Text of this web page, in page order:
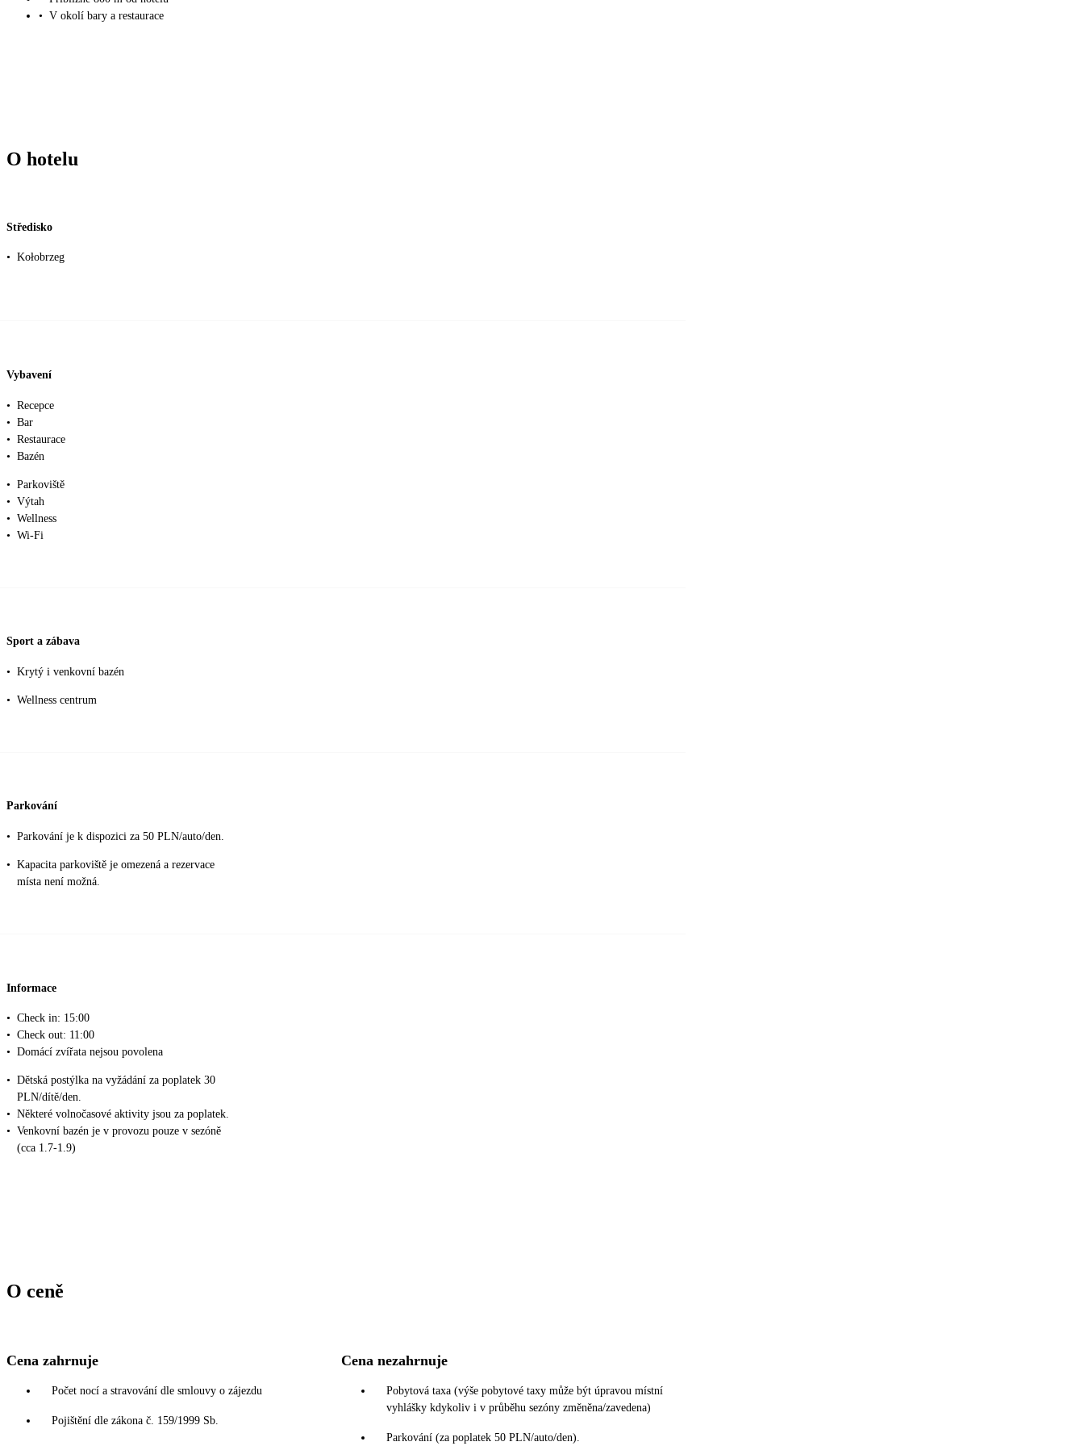
• V okolí bary a restaurace
O hotelu
Středisko
• Kołobrzeg
Vybavení
• Recepce
• Bar
• Restaurace
• Bazén
• Parkoviště
• Výtah
• Wellness
• Wi-Fi
Sport a zábava
• Krytý i venkovní bazén
• Wellness centrum
Parkování
• Parkování je k dispozici za 50 PLN/auto/den.
• Kapacita parkoviště je omezená a rezervace
místa není možná.
Informace
• Check in: 15:00
• Check out: 11:00
• Domácí zvířata nejsou povolena
• Dětská postýlka na vyžádání za poplatek 30
PLN/dítě/den.
• Některé volnočasové aktivity jsou za poplatek.
• Venkovní bazén je v provozu pouze v sezóně
(cca 1.7-1.9)
O ceně
Cena zahrnuje
Počet nocí a stravování dle smlouvy o zájezdu
Pojištění dle zákona č. 159/1999 Sb.
Cena nezahrnuje
Pobytová taxa (výše pobytové taxy může být úpravou místní
vyhlášky kdykoliv i v průběhu sezóny změněna/zavedena)
Parkování (za poplatek 50 PLN/auto/den).